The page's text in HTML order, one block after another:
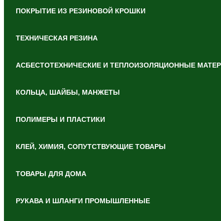
ПОКРЫТИЕ ИЗ РЕЗИНОВОЙ КРОШКИ
ТЕХНИЧЕСКАЯ РЕЗИНА
АСБЕСТОТЕХНИЧЕСКИЕ И ТЕПЛОИЗОЛЯЦИОННЫЕ
КОЛЬЦА, ШАЙБЫ, МАНЖЕТЫ
ПОЛИМЕРЫ И ПЛАСТИКИ
КЛЕЙ, ХИМИЯ, СОПУТСТВУЮЩИЕ ТОВАРЫ
ТОВАРЫ ДЛЯ ДОМА
РУКАВА И ШЛАНГИ ПРОМЫШЛЕННЫЕ